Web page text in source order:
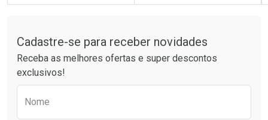
Laboratório
Por Menos Laboratório
Por Menos
Cadastre-se para receber novidades
Receba as melhores ofertas e super descontos
exclusivos!
Nome